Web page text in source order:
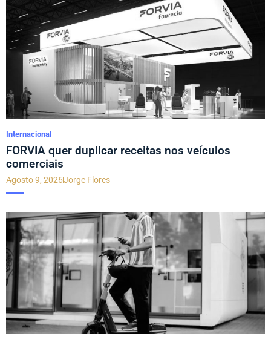
Internacional
FORVIA quer duplicar receitas nos veículos
comerciais
Agosto 9, 2026Jorge Flores